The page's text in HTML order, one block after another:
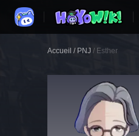
Accueil / PNJ / Esther